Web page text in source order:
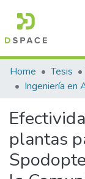
Communities &
All of DSpace
Statistics
Home Tesis
Ingeniería en
plantas